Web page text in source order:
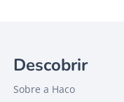
Descobrir
Sobre a Haco